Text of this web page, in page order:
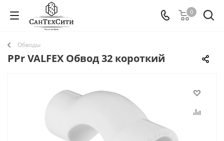
0
Обводы
PPr VALFEX Обвод 32 короткий